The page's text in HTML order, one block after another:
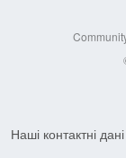
Наші контактні